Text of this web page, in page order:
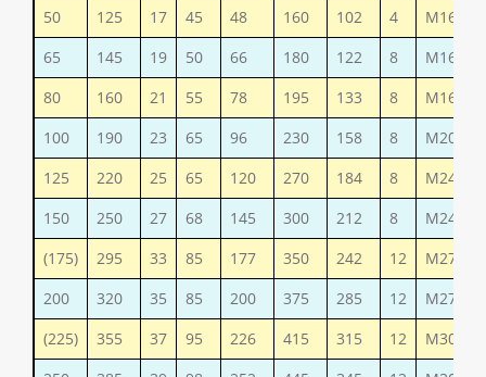
50
125 17 45 48 160 102 4
М16
65
145 19 50 66 180 122 8
М16
80
160 21 55 78 195 133 8
М16
100
190 23 65 96 230 158 8
М20
125
220 25 65 120 270 184 8
М24
150
250 27 68 145 300 212 8
М24
(175)
295 33 85 177 350 242 12
М27
200
320 35 85 200 375 285 12
М27
(225)
355 37 95 226 415 315 12
М30